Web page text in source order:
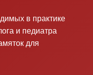
в практике
и педиатра
для